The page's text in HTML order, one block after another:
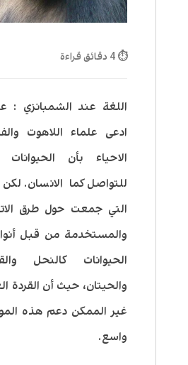
⏱ 4 دقائق قراءة
اللغة عند الشمبانزي :
ادعى علماء اللاهوت
الاحياء بأن
للتواصل كما الانسان. لكن
التي جمعت حول طرق
والمستخدمة من قبل
الحيوانات كالنحل
والحيتان، حيث أن القردة
غير الممكن دعم هذه
واسع.